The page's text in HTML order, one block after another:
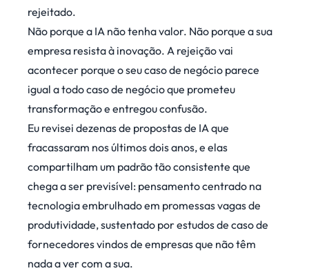
rejeitado.
Não porque a IA não tenha valor. Não porque a sua
empresa resista à inovação. A rejeição vai
acontecer porque o seu caso de negócio parece
igual a todo caso de negócio que prometeu
transformação e entregou confusão.
Eu revisei dezenas de propostas de IA que
fracassaram nos últimos dois anos, e elas
compartilham um padrão tão consistente que
chega a ser previsível: pensamento centrado na
tecnologia embrulhado em promessas vagas de
produtividade, sustentado por estudos de caso de
fornecedores vindos de empresas que não têm
nada a ver com a sua.